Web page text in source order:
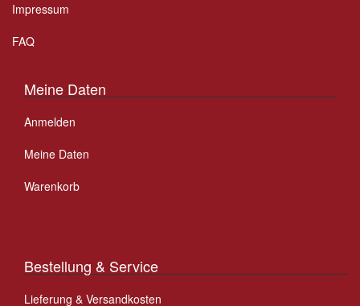
Impressum
FAQ
Meine Daten
Anmelden
Meine Daten
Warenkorb
Bestellung & Service
Lieferung & Versandkosten